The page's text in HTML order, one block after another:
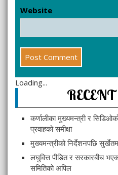
Website
Loading...
कर्णालीका मुख्यमन्त्री र
प्रवाहको समीक्षा
मुख्यमन्त्रीको निर्देशनपछि
लघुवित्त पीडित र सरकारबीच
समितिको अपिल